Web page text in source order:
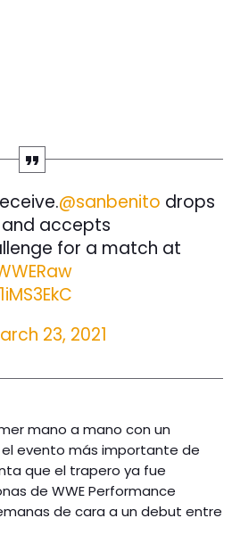
@sanbenito drops
and accepts
for a match at
23, 2021
mano a mano con un
evento más importante de
que el trapero ya fue
de WWE Performance
de cara a un debut entre